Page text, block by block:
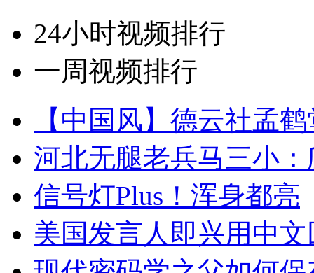
24小时视频排行
一周视频排行
【中国风】德云社孟
河北无腿老兵马三小
信号灯Plus！浑身都亮
美国发言人即兴用中